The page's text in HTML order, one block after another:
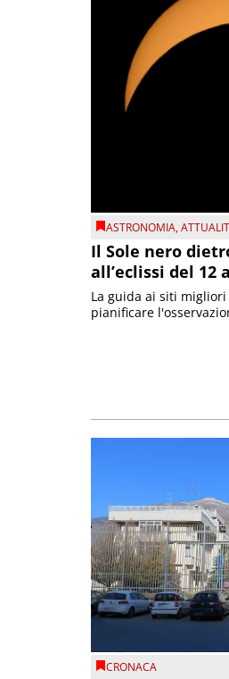
ASTRONOMIA,
Il Sole nero
all’eclissi del 12
La guida ai siti
pianificare
CRONACA